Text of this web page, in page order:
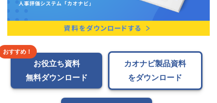
お役立ち資料
無料ダウンロード
カオナビ製品資料
をダウンロード